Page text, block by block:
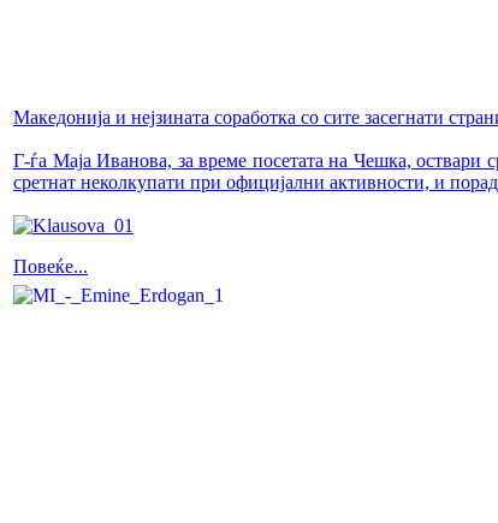
Македонија и нејзината соработка со сите засегнати
Г-ѓа Маја Иванова, за време посетата на Чешка,
сретнат неколкупати при официјални активности, и
Повеќе...